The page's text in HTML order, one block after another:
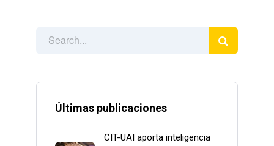
Últimas publicaciones
CIT-UAI aporta inteligencia